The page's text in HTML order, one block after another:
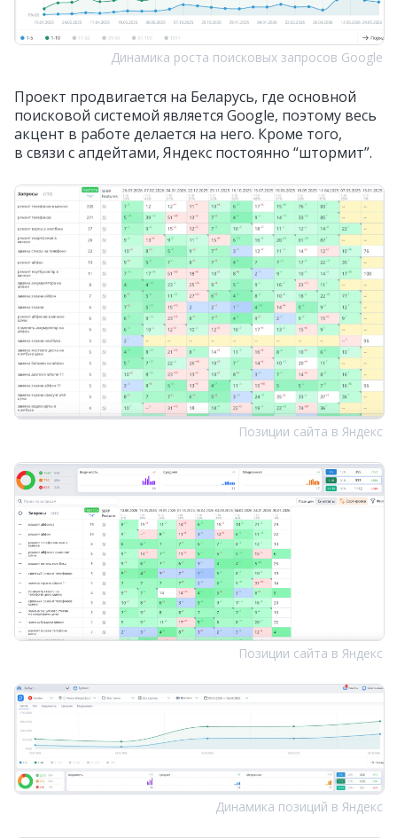
Динамика роста поисковых запросов Google
Проект продвигается на Беларусь, где основной
поисковой системой является Google, поэтому весь
акцент в работе делается на него. Кроме того,
в связи с апдейтами, Яндекс постоянно “штормит”.
Позиции сайта в Яндекс
Позиции сайта в Яндекс
Динамика позиций в Яндекс